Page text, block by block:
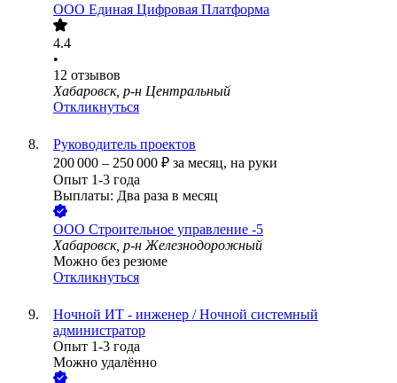
ООО Единая Цифровая Платформа
4.4
•
12 отзывов
Хабаровск, р-н Центральный
Откликнуться
Руководитель проектов
200 000 – 250 000 ₽ за месяц, на руки
Опыт 1-3 года
Выплаты: Два раза в месяц
ООО Строительное управление -5
Хабаровск, р-н Железнодорожный
Можно без резюме
Откликнуться
Ночной ИТ - инженер / Ночной системный
администратор
Опыт 1-3 года
Можно удалённо